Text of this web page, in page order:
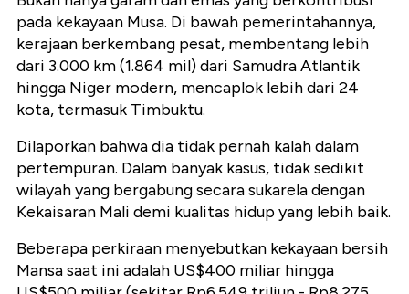
pada kekayaan Musa. Di bawah pemerintahannya,
kerajaan berkembang pesat, membentang lebih
dari 3.000 km (1.864 mil) dari Samudra Atlantik
hingga Niger modern, mencaplok lebih dari 24
kota, termasuk Timbuktu.
Dilaporkan bahwa dia tidak pernah kalah dalam
pertempuran. Dalam banyak kasus, tidak sedikit
wilayah yang bergabung secara sukarela dengan
Kekaisaran Mali demi kualitas hidup yang lebih baik.
Beberapa perkiraan menyebutkan kekayaan bersih
Mansa saat ini adalah US$400 miliar hingga